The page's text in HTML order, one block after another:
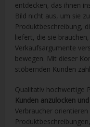
entdecken, das ihnen
Bild nicht aus, um sie
Produktbeschreibung,
liefert, die sie
Verkaufsargumente
bewegen. Mit dieser
stöbernden Kunden
Qualitativ hochwertige
Kunden anzulocken
Verbraucher orientieren